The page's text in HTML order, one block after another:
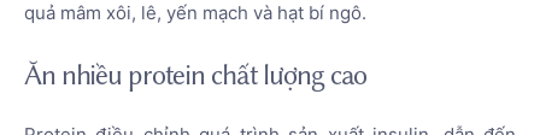
quả mâm xôi, lê, yến mạch và hạt bí ngô.
Ăn nhiều protein chất lượng cao